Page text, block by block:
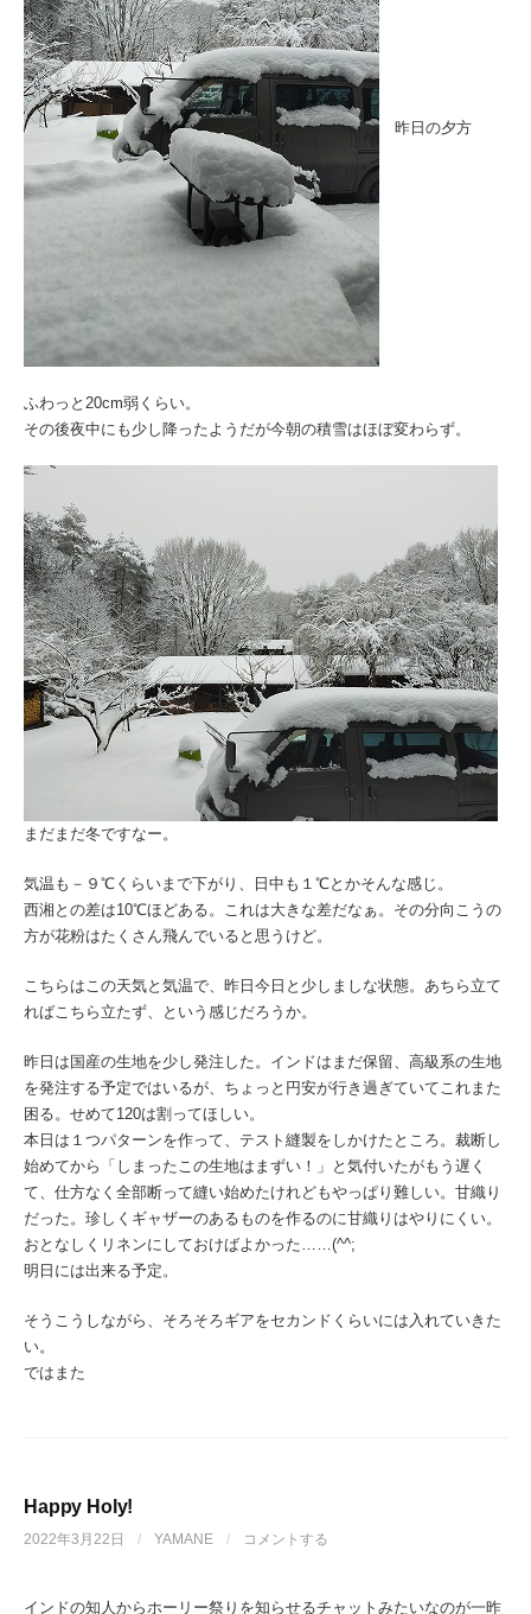
昨日の夕方
ふわっと20cm弱くらい。
その後夜中にも少し降ったようだが今朝の積雪はほぼ変わらず。
まだまだ冬ですなー。
気温も－９℃くらいまで下がり、日中も１℃とかそんな感じ。
西湘との差は10℃ほどある。これは大きな差だなぁ。その分向こうの
方が花粉はたくさん飛んでいると思うけど。
こちらはこの天気と気温で、昨日今日と少しましな状態。あちら立て
ればこちら立たず、という感じだろうか。
昨日は国産の生地を少し発注した。インドはまだ保留、高級系の生地
を発注する予定ではいるが、ちょっと円安が行き過ぎていてこれまた
困る。せめて120は割ってほしい。
本日は１つパターンを作って、テスト縫製をしかけたところ。裁断し
始めてから「しまったこの生地はまずい！」と気付いたがもう遅く
て、仕方なく全部断って縫い始めたけれどもやっぱり難しい。甘織り
だった。珍しくギャザーのあるものを作るのに甘織りはやりにくい。
おとなしくリネンにしておけばよかった……(^^;
明日には出来る予定。
そうこうしながら、そろそろギアをセカンドくらいには入れていきた
い。
ではまた
Happy Holy!
2022年3月22日 / YAMANE / コメントする
インドの知人からホーリー祭りを知らせるチャットみたいなのが一昨